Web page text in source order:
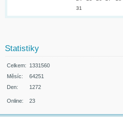
31
Statistiky
Online: 23
Celkem:
1331560
Měsíc:
64251
Den:
1272